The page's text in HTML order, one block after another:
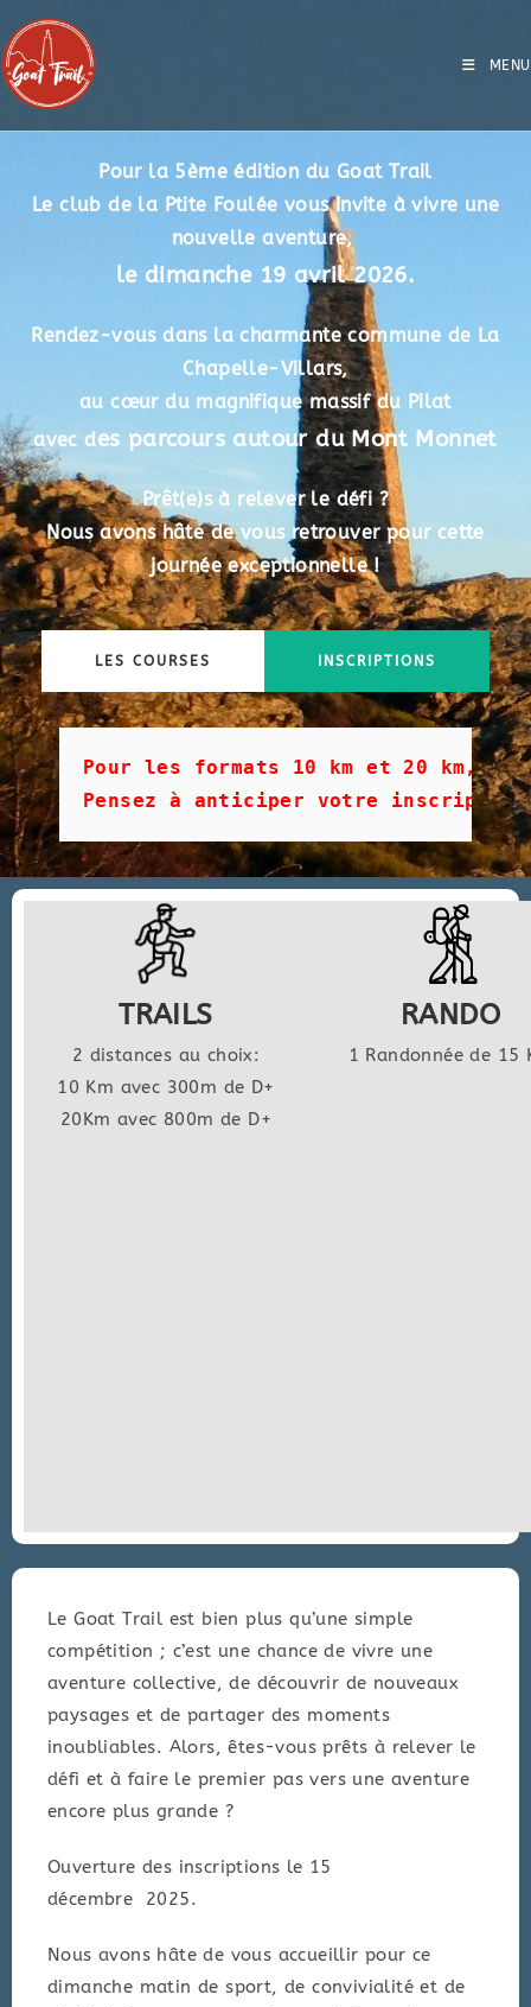
MENU
Pour la 5ème édition du Goat Trail
Le club de la Ptite Foulée vous invite à vivre une
nouvelle aventure,
le dimanche 19 avril 2026.
Rendez-vous dans la charmante commune de La
Chapelle-Villars,
au cœur du magnifique massif du Pilat
avec des parcours autour du Mont Monnet
Prêt(e)s à relever le défi ?
Nous avons hâte de vous retrouver pour cette
journée exceptionnelle !
LES COURSES INSCRIPTIONS
Pour les formats 10 km et 20 km,
Pensez à anticiper votre
TRAILS
2 distances au choix:
10 Km avec 300m de D+
20Km avec 800m de D+
RANDO
1 Randonnée de 15
Le Goat Trail est bien plus qu’une simple
compétition ; c’est une chance de vivre une
aventure collective, de découvrir de nouveaux
paysages et de partager des moments
inoubliables. Alors, êtes-vous prêts à relever le
défi et à faire le premier pas vers une aventure
encore plus grande ?
Ouverture des inscriptions le 15
décembre 2025.
Nous avons hâte de vous accueillir pour ce
dimanche matin de sport, de convivialité et de